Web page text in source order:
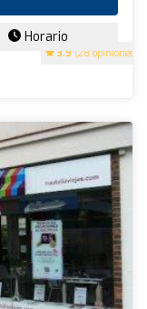
3.9 (28 opiniones)
Horario